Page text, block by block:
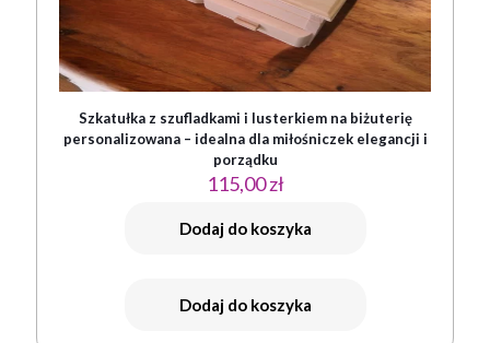
Szkatułka z szufladkami i lusterkiem na biżuterię
personalizowana – idealna dla miłośniczek elegancji i
porządku
115,00zł
Dodaj do koszyka
Dodaj do koszyka